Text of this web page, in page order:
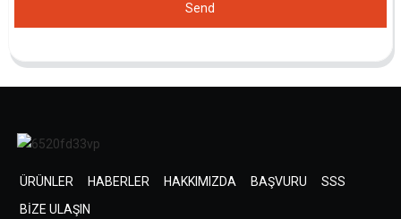
Send
ÜRÜNLER HABERLER HAKKIMIZDA BAŞVURU
SSS
BIZE ULAŞIN